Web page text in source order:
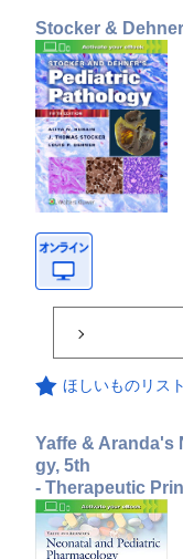
Stocker &
ほしいものリス
Yaffe & Aranda's
gy, 5th
- Therapeutic